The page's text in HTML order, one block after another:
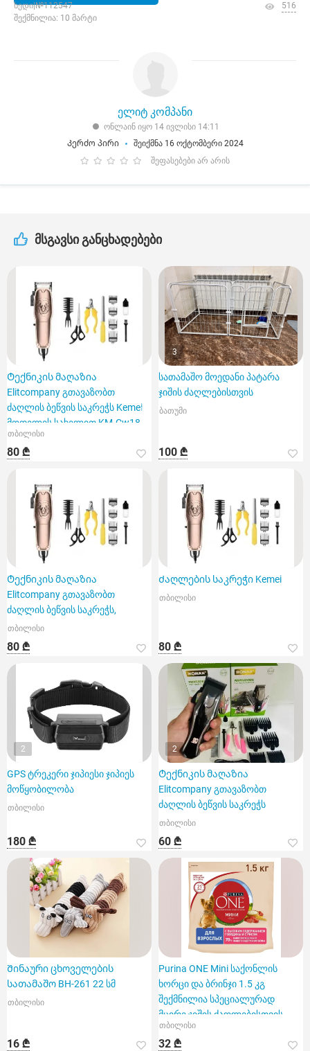
ხედი|№112547
შექმნილია: 10 მარტი
516
ელიტ კომპანი
ონლაინ იყო 14 ივლისი 14:11
Კერძო პირი
შეიქმნა 16 ოქტომბერი 2024
შეფასებები არ არის
მსგავსი განცხადებები
Ტექნიკის მაღაზია
Elitcompany გთავაზობთ
ძაღლის ბეწვის საკრეჭს Kemei
მოდელის სახელით KM-Cw18.
თბილისი
80 ₾
3
სათამაშო მოედანი პატარა
ჯიშის ძაღლებისთვის
ბათუმი
100 ₾
Ტექნიკის მაღაზია
Elitcompany გთავაზობთ
ძაღლის ბეწვის საკრეჭს,
თბილისი
80 ₾
Ძაღლების საკრეჭი Kemei
თბილისი
80 ₾
2
GPS ტრეკერი ჯიპიესი ჯიპიეს
მოწყობილობა
თბილისი
180 ₾
2
Ტექნიკის მაღაზია
Elitcompany გთავაზობთ
ძაღლის ბეწვის საკრეჭს
თბილისი
60 ₾
Შინაური ცხოველების
სათამაშო BH-261 22 სმ
თბილისი
16 ₾
Purina ONE Mini საქონლის
ხორცი და ბრინჯი 1.5 კგ
შექმნილია სპეციალურად
მცირე ჯიშის ძაღლებისთვის
თბილისი
32 ₾